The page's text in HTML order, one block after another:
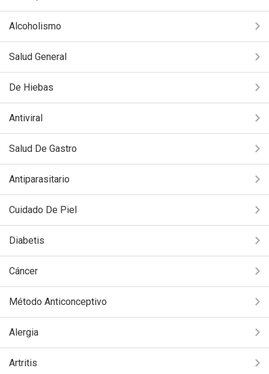
Alcoholismo
Salud General
De Hiebas
Antiviral
Salud De Gastro
Antiparasitario
Cuidado De Piel
Diabetis
Cáncer
Método Anticonceptivo
Alergia
Artritis